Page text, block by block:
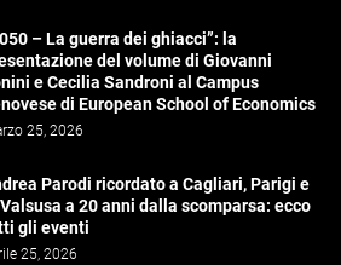
– La guerra dei ghiacci”: la
del volume di Giovanni
e Cecilia Sandroni al Campus
di European School of Economics
25, 2026
Parodi ricordato a Cagliari, Parigi e
a 20 anni dalla scomparsa: ecco
gli eventi
25, 2026